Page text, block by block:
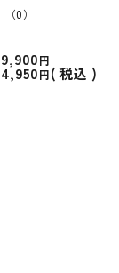
（0）
9,900
4,950 税込